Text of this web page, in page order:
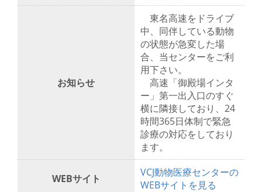
お知らせ
東名高速をドライブ
中、同伴している動物
の状態が急変した場
合、当センターをご利
用下さい。
高速「御殿場インタ
ー」第一出入口のすぐ
横に隣接しており、24
時間365日体制で緊急
診療の対応をしており
ます。
WEBサイト
VCJ動物医療センターの
WEBサイトを見る